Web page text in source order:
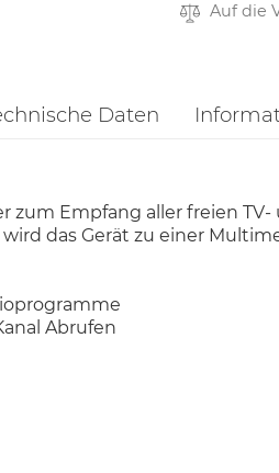
Auf die
Daten
zum Empfang aller freien
das Gerät zu einer
Abrufen